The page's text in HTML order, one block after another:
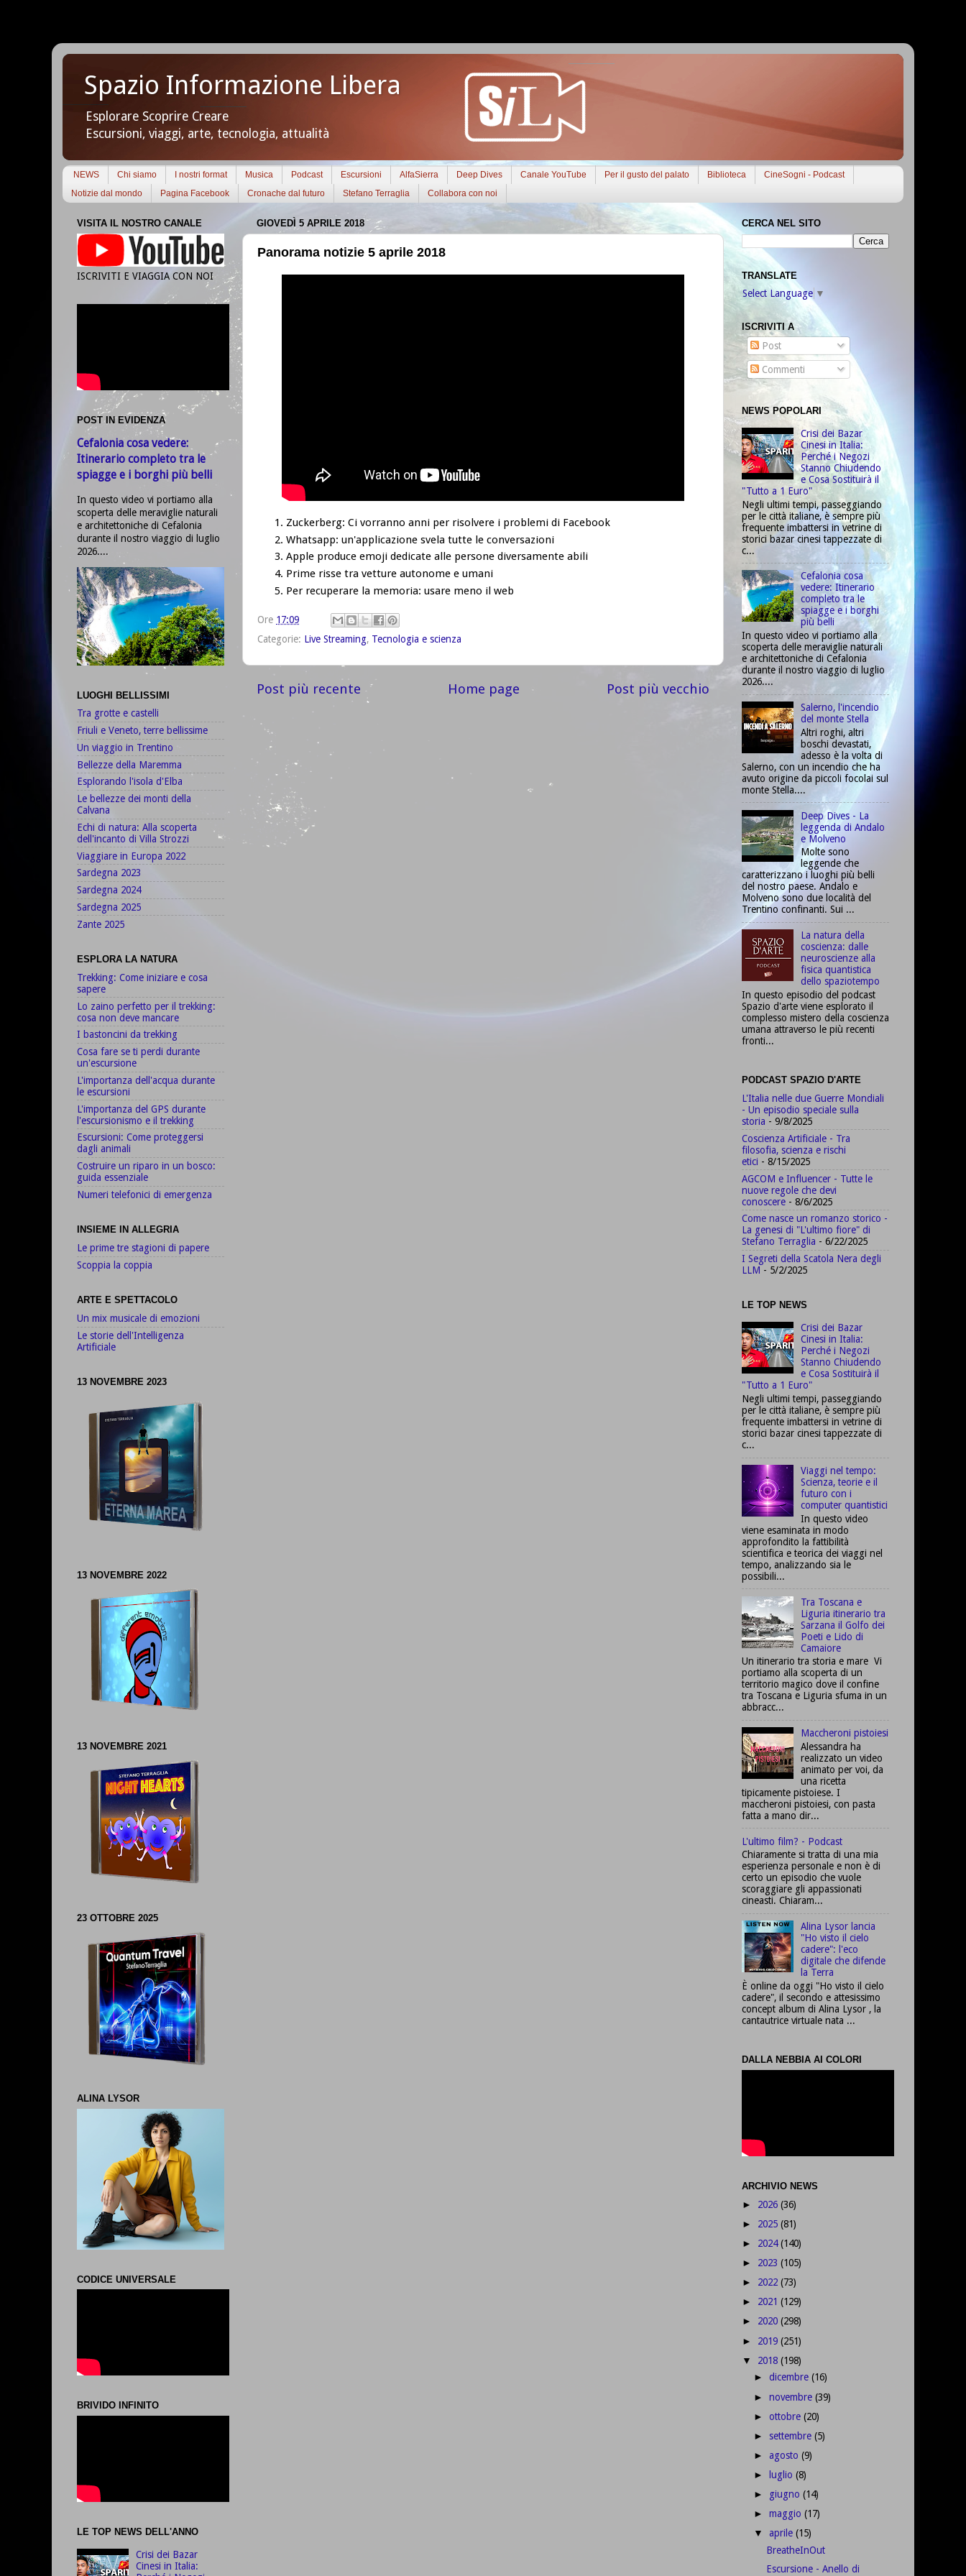
Spazio Informazione Libera
Esplorare Scoprire Creare
Escursioni, viaggi, arte, tecnologia, attualità
NEWS Chi siamo I nostri format Musica Podcast Escursioni AlfaSierra Deep Dives Canale YouTube Per il gusto del palato Biblioteca
CineSogni - Podcast
Notizie dal mondo
Pagina Facebook Cronache dal futuro Stefano Terraglia Collabora con noi
GIOVEDÌ 5 APRILE 2018
Panorama notizie 5 aprile 2018
Zuckerberg: Ci vorranno anni per risolvere i problemi di Facebook
Whatsapp: un'applicazione svela tutte le conversazioni
Apple produce emoji dedicate alle persone diversamente abili
Prime risse tra vetture autonome e umani
Per recuperare la memoria: usare meno il web
Ore 17:09
Categorie: Live Streaming, Tecnologia e scienza
Post più recente Post più vecchio
Home page
VISITA IL NOSTRO CANALE
ISCRIVITI E VIAGGIA CON NOI
POST IN EVIDENZA
Cefalonia cosa vedere:
Itinerario completo tra le
spiagge e i borghi più belli
In questo video vi portiamo alla
scoperta delle meraviglie naturali
e architettoniche di Cefalonia
durante il nostro viaggio di luglio
2026....
LUOGHI BELLISSIMI
Tra grotte e castelli
Friuli e Veneto, terre bellissime
Un viaggio in Trentino
Bellezze della Maremma
Esplorando l'isola d'Elba
Le bellezze dei monti della
Calvana
Echi di natura: Alla scoperta
dell'incanto di Villa Strozzi
Viaggiare in Europa 2022
Sardegna 2023
Sardegna 2024
Sardegna 2025
Zante 2025
ESPLORA LA NATURA
Trekking: Come iniziare e cosa
sapere
Lo zaino perfetto per il trekking:
cosa non deve mancare
I bastoncini da trekking
Cosa fare se ti perdi durante
un'escursione
L'importanza dell'acqua durante
le escursioni
L'importanza del GPS durante
l'escursionismo e il trekking
Escursioni: Come proteggersi
dagli animali
Costruire un riparo in un bosco:
guida essenziale
Numeri telefonici di emergenza
INSIEME IN ALLEGRIA
Le prime tre stagioni di papere
Scoppia la coppia
ARTE E SPETTACOLO
Un mix musicale di emozioni
Le storie dell'Intelligenza
Artificiale
13 NOVEMBRE 2023
13 NOVEMBRE 2022
13 NOVEMBRE 2021
23 OTTOBRE 2025
ALINA LYSOR
CODICE UNIVERSALE
BRIVIDO INFINITO
LE TOP NEWS DELL'ANNO
Crisi dei Bazar
Cinesi in Italia:
CERCA NEL SITO
TRANSLATE
Select Language ▼
ISCRIVITI A
Post
Commenti
NEWS POPOLARI
Crisi dei Bazar
Cinesi in Italia:
Perché i Negozi
Stanno Chiudendo
e Cosa Sostituirà il
"Tutto a 1 Euro"
Negli ultimi tempi, passeggiando
per le città italiane, è sempre più
frequente imbattersi in vetrine di
storici bazar cinesi tappezzate di
c...
Cefalonia cosa
vedere: Itinerario
completo tra le
spiagge e i borghi
più belli
In questo video vi portiamo alla
scoperta delle meraviglie naturali
e architettoniche di Cefalonia
durante il nostro viaggio di luglio
2026....
Salerno, l'incendio
del monte Stella
Altri roghi, altri
boschi devastati,
adesso è la volta di
Salerno, con un incendio che ha
avuto origine da piccoli focolai sul
monte Stella....
Deep Dives - La
leggenda di Andalo
e Molveno
Molte sono
leggende che
caratterizzano i luoghi più belli
del nostro paese. Andalo e
Molveno sono due località del
Trentino confinanti. Sui ...
La natura della
coscienza: dalle
neuroscienze alla
fisica quantistica
dello spaziotempo
In questo episodio del podcast
Spazio d'arte viene esplorato il
complesso mistero della coscienza
umana attraverso le più recenti
fronti...
PODCAST SPAZIO D'ARTE
L'Italia nelle due Guerre Mondiali
- Un episodio speciale sulla
storia - 9/8/2025
Coscienza Artificiale - Tra
filosofia, scienza e rischi
etici - 8/15/2025
AGCOM e Influencer - Tutte le
nuove regole che devi
conoscere - 8/6/2025
Come nasce un romanzo storico -
La genesi di "L'ultimo fiore" di
Stefano Terraglia - 6/22/2025
I Segreti della Scatola Nera degli
LLM - 5/2/2025
LE TOP NEWS
Crisi dei Bazar
Cinesi in Italia:
Perché i Negozi
Stanno Chiudendo
e Cosa Sostituirà il
"Tutto a 1 Euro"
Negli ultimi tempi, passeggiando
per le città italiane, è sempre più
frequente imbattersi in vetrine di
storici bazar cinesi tappezzate di
c...
Viaggi nel tempo:
Scienza, teorie e il
futuro con i
computer quantistici
In questo video
viene esaminata in modo
approfondito la fattibilità
scientifica e teorica dei viaggi nel
tempo, analizzando sia le
possibili...
Tra Toscana e
Liguria itinerario tra
Sarzana il Golfo dei
Poeti e Lido di
Camaiore
Un itinerario tra storia e mare Vi
portiamo alla scoperta di un
territorio magico dove il confine
tra Toscana e Liguria sfuma in un
abbracc...
Maccheroni pistoiesi
Alessandra ha
realizzato un video
animato per voi, da
una ricetta
tipicamente pistoiese. I
maccheroni pistoiesi, con pasta
fatta a mano dir...
L'ultimo film? - Podcast
Chiaramente si tratta di una mia
esperienza personale e non è di
certo un episodio che vuole
scoraggiare gli appassionati
cineasti. Chiaram...
Alina Lysor lancia
"Ho visto il cielo
cadere": l'eco
digitale che difende
la Terra
È online da oggi "Ho visto il cielo
cadere", il secondo e attesissimo
concept album di Alina Lysor , la
cantautrice virtuale nata ...
DALLA NEBBIA AI COLORI
ARCHIVIO NEWS
► 2026 (36)
► 2025 (81)
► 2024(140)
► 2023 (105)
► 2022 (73)
► 2021 (129)
► 2020 (298)
► 2019 (251)
▼ 2018 (198)
►dicembre(16)
►novembre(39)
►ottobre(20)
► settembre(5)
►agosto(9)
► luglio(8)
► giugno(14)
►maggio(17)
▼aprile(15)
BreatheInOut
Escursione - Anello di